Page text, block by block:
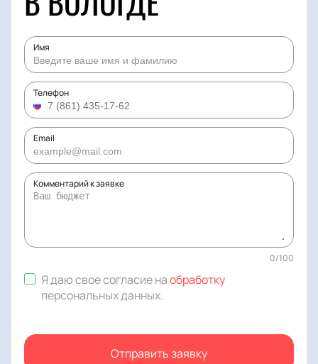
Имя
Телефон
Email
Комментарий к заявке
0/100
Я даю свое согласие наобработку
персональных данных.
Отправить заявку